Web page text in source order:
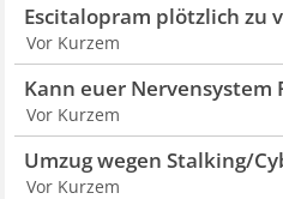
Escitalopram plötzlich zu
Vor Kurzem
Kann euer Nervensystem
Vor Kurzem
Umzug wegen Stalking/
Vor Kurzem